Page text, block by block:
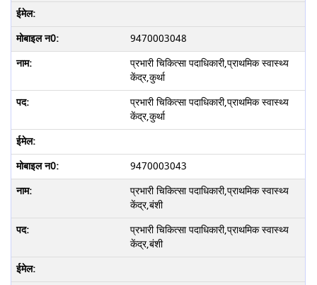
9470003048
प्रभारी चिकित्सा पदाधिकारी,प्राथमिक स्वास्थ्य
केंद्र,कुर्था
प्रभारी चिकित्सा पदाधिकारी,प्राथमिक स्वास्थ्य
केंद्र,कुर्था
9470003043
प्रभारी चिकित्सा पदाधिकारी,प्राथमिक स्वास्थ्य
केंद्र,बंशी
प्रभारी चिकित्सा पदाधिकारी,प्राथमिक स्वास्थ्य
केंद्र,बंशी